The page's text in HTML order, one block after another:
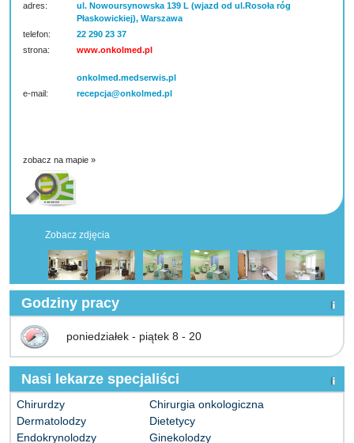
adres:
ul. Nowoursynowska 139 L (wjazd od ul.Rosoła róg
Płaskowickiej), Warszawa
telefon:
22 290 23 37
strona:
www.onkolmed.pl
onkolmed.medserwis.pl
e-mail:
recepcja@onkolmed.pl
zobacz na mapie »
Zobacz zdjęcia
Godziny pracy
poniedziałek - piątek 8 - 20
Nasi lekarze specjaliści
Chirurdzy
Chirurgia onkologiczna
Dermatolodzy
Dietetycy
Endokrynolodzy
Ginekolodzy